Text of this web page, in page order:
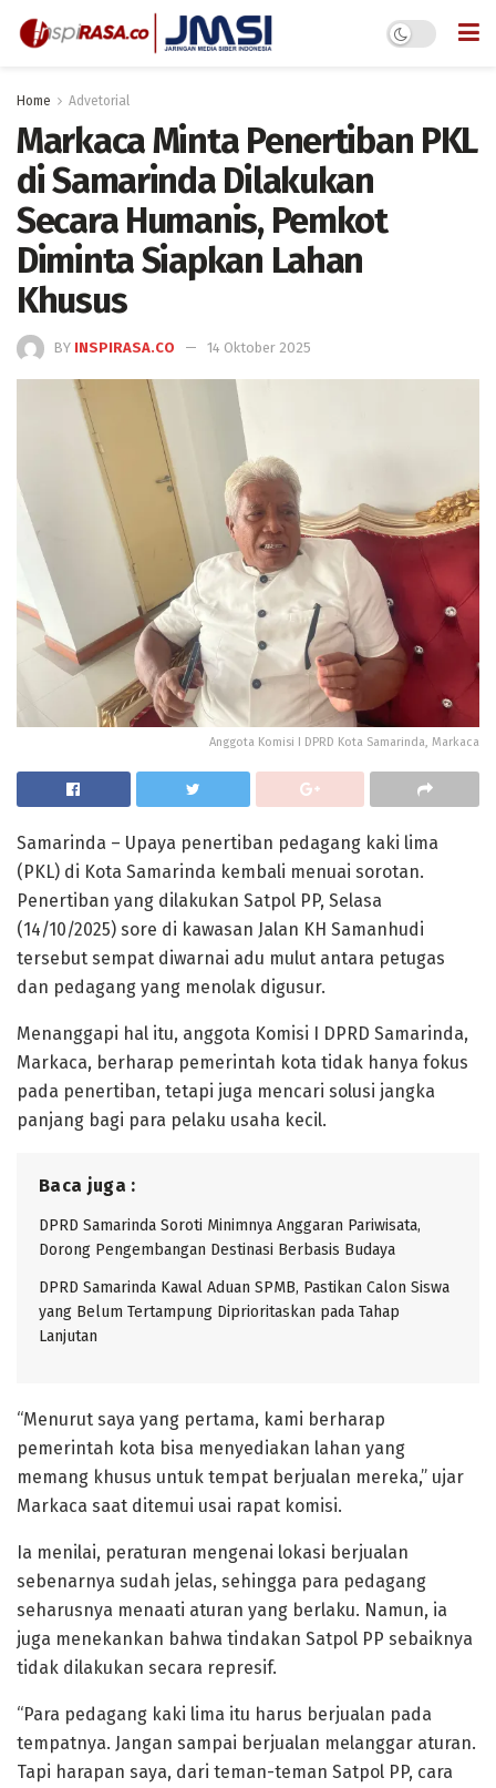
Home Advetorial
Markaca Minta Penertiban PKL
di Samarinda Dilakukan
Secara Humanis, Pemkot
Diminta Siapkan Lahan
Khusus
BY INSPIRASA.CO 14 Oktober 2025
Anggota Komisi I DPRD Kota Samarinda, Markaca
Samarinda – Upaya penertiban pedagang kaki lima
(PKL) di Kota Samarinda kembali menuai sorotan.
Penertiban yang dilakukan Satpol PP, Selasa
(14/10/2025) sore di kawasan Jalan KH Samanhudi
tersebut sempat diwarnai adu mulut antara petugas
dan pedagang yang menolak digusur.
Menanggapi hal itu, anggota Komisi I DPRD Samarinda,
Markaca, berharap pemerintah kota tidak hanya fokus
pada penertiban, tetapi juga mencari solusi jangka
panjang bagi para pelaku usaha kecil.
Baca juga :
DPRD Samarinda Soroti Minimnya Anggaran Pariwisata,
Dorong Pengembangan Destinasi Berbasis Budaya
DPRD Samarinda Kawal Aduan SPMB, Pastikan Calon Siswa
yang Belum Tertampung Diprioritaskan pada Tahap
Lanjutan
“Menurut saya yang pertama, kami berharap
pemerintah kota bisa menyediakan lahan yang
memang khusus untuk tempat berjualan mereka,” ujar
Markaca saat ditemui usai rapat komisi.
Ia menilai, peraturan mengenai lokasi berjualan
sebenarnya sudah jelas, sehingga para pedagang
seharusnya menaati aturan yang berlaku. Namun, ia
juga menekankan bahwa tindakan Satpol PP sebaiknya
tidak dilakukan secara represif.
“Para pedagang kaki lima itu harus berjualan pada
tempatnya. Jangan sampai berjualan melanggar aturan.
Tapi harapan saya, dari teman-teman Satpol PP, cara